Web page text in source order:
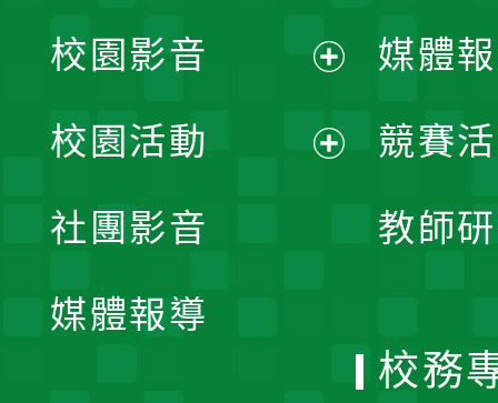
媒體
競賽
教師
校園影音
開
校園活動
社團影音
媒體報導
校務